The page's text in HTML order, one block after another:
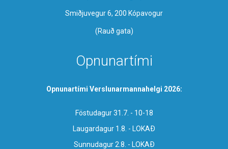
Smiðjuvegur 6, 200 Kópavogur
(Rauð gata)
Opnunartími
Opnunartími Verslunarmannahelgi 2026:
Föstudagur 31.7. - 10-18
Laugardagur 1.8. - LOKAÐ
Sunnudagur 2.8. - LOKAÐ